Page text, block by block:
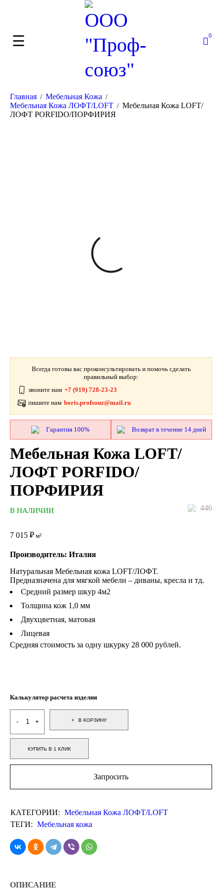
0
Главная / Мебельная Кожа /
Мебельная Кожа ЛОФТ/LOFT / Мебельная Кожа LOFT/
ЛОФТ PORFIDO/ПОРФИРИЯ
Всегда готовы вас проконсультировать и помочь сделать
правильный выбор:
звоните нам +7 (919) 728-23-23
пишите нам boris.profsouz@mail.ru
Гарантия 100% Возврат в течение 14 дней
Мебельная Кожа LOFT/
ЛОФТ PORFIDO/
ПОРФИРИЯ
446
В НАЛИЧИИ
7 015 ₽ м²
Производитель: Италия
Натуральная Мебельная кожа LOFT/ЛОФТ.
Предназначена для мягкой мебели – диваны, кресла и тд.
Средний размер шкур 4м2
Толщина кож 1,0 мм
Двухцветная, матовая
Лицевая
Средняя стоимость за одну шкурку 28 000 рублей.
Калькулятор расчета изделия
В КОРЗИНУ
КУПИТЬ В 1 КЛИК
Запросить
КАТЕГОРИИ: Мебельная Кожа ЛОФТ/LOFT
ТЕГИ: Мебельная кожа
ОПИСАНИЕ